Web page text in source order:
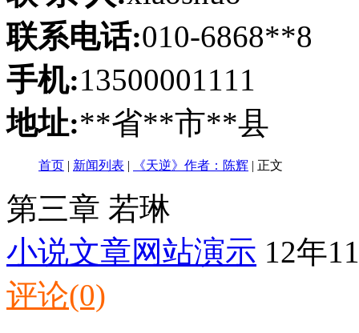
联系电话:010-6868**8
手机:13500001111
地址:**省**市**县
首页 | 新闻列表 | 《天逆》作者：陈辉 | 正文
第三章 若琳
小说文章网站演示 12年
评论(0)